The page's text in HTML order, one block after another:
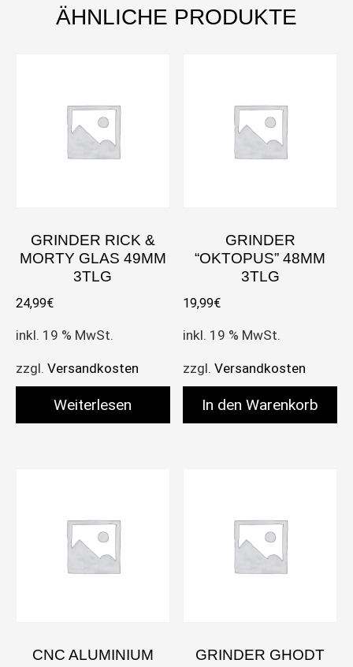
ÄHNLICHE PRODUKTE
GRINDER RICK &
MORTY GLAS 49MM
3TLG
24,99€
inkl. 19 % MwSt.
zzgl. Versandkosten
Weiterlesen
GRINDER
“OKTOPUS” 48MM
3TLG
19,99€
inkl. 19 % MwSt.
zzgl.Versandkosten
In den Warenkorb
CNC ALUMINIUM
GRINDER GHODT